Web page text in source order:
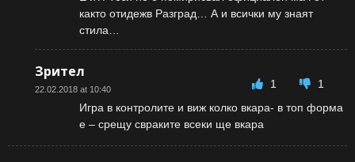
както отидежв Разград… А и всички му знаят
стила…
Зрител
22.02.2018 at 10:40 1
1
Игра в контролите и виж колко вкара- в топ форма
е – срещу свраките всеки ще вкара